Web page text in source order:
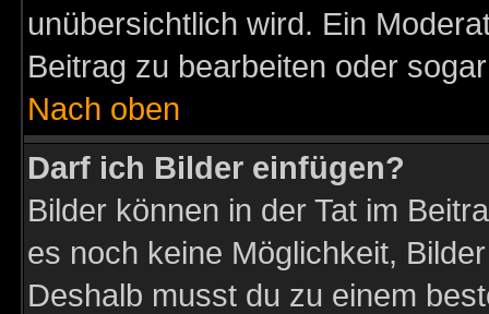
unübersichtlich wird. Ein
Beitrag zu bearbeiten oder
Nach oben
Darf ich Bilder einfügen?
Bilder können in der Tat im
es noch keine Möglichkeit,
Deshalb musst du zu einem